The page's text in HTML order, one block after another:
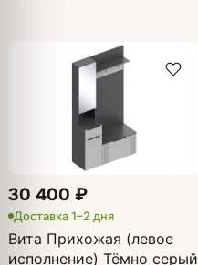
30 400 ₽
Доставка 1–2 дня
Вита Прихожая (левое
исполнение) Тёмно серый